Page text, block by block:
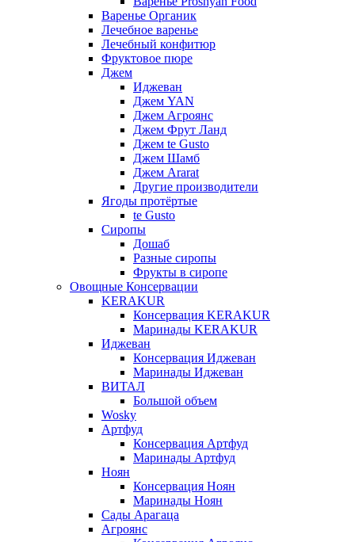
Варенье Органик
Лечебное варенье
Лечебный конфитюр
Фруктовое пюре
Джем
Иджеван
Джем YAN
Джем Агроянс
Джем Фрут Ланд
Джем te Gusto
Джем Шамб
Джем Ararat
Другие производители
Ягоды протёртые
te Gusto
Сиропы
Дошаб
Разные сиропы
Фрукты в сиропе
Овощные Консервации
KERAKUR
Консервация KERAKUR
Маринады KERAKUR
Иджеван
Консервация Иджеван
Маринады Иджеван
ВИТАЛ
Большой объем
Wosky
Артфуд
Консервация Артфуд
Маринады Артфуд
Ноян
Консервация Ноян
Маринады Ноян
Сады Арагаца
Агроянс